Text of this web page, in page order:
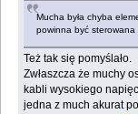
Mucha była chyba
powinna być sterowana
Też tak się pomyślało.
Zwłaszcza że muchy
kabli wysokiego
jedna z much akurat